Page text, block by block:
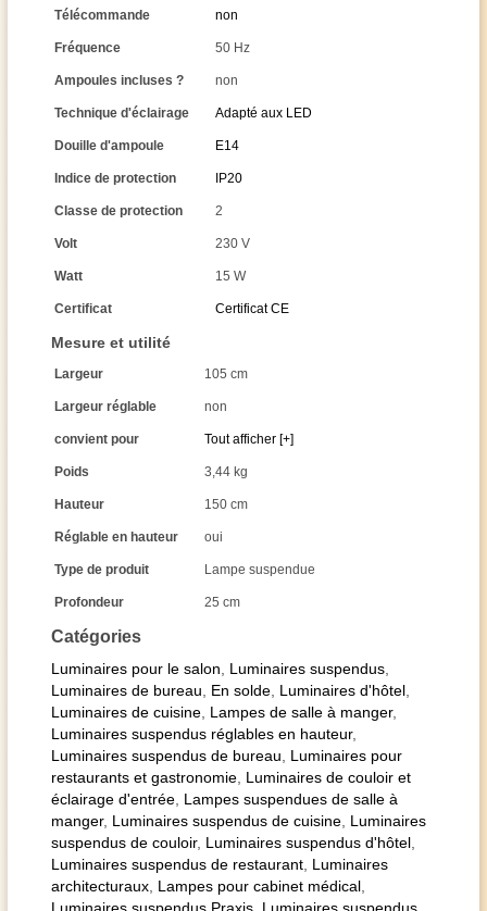
Catégories
Luminaires pour le salon Luminaires suspendus
Luminaires de bureau
En solde Luminaires d'hôtel
Luminaires de cuisine Lampes de salle à manger,
Luminaires suspendus réglables en hauteur,
Luminaires suspendus de bureau
Luminaires pour
restaurants et gastronomie Luminaires de couloir et
éclairage d'entrée Lampes suspendues de salle à
manger, Luminaires suspendus de cuisine Luminaires
suspendus de couloir, Luminaires suspendus d'hôtel
Luminaires suspendus de restaurant Luminaires
architecturaux Lampes pour cabinet médical
Télécommande non
Fréquence 50 Hz
Ampoules incluses ? non
Technique d'éclairage Adapté aux LED
Douille d'ampoule E14
Indice de protection IP20
Classe de protection 2
Volt 230 V
Watt 15 W
Certificat Certificat CE
Mesure et utilité
Largeur 105 cm
Largeur réglable non
convient pour Tout afficher [+]
Poids 3,44 kg
Hauteur 150 cm
Réglable en hauteur oui
Type de produit Lampe suspendue
Profondeur 25 cm